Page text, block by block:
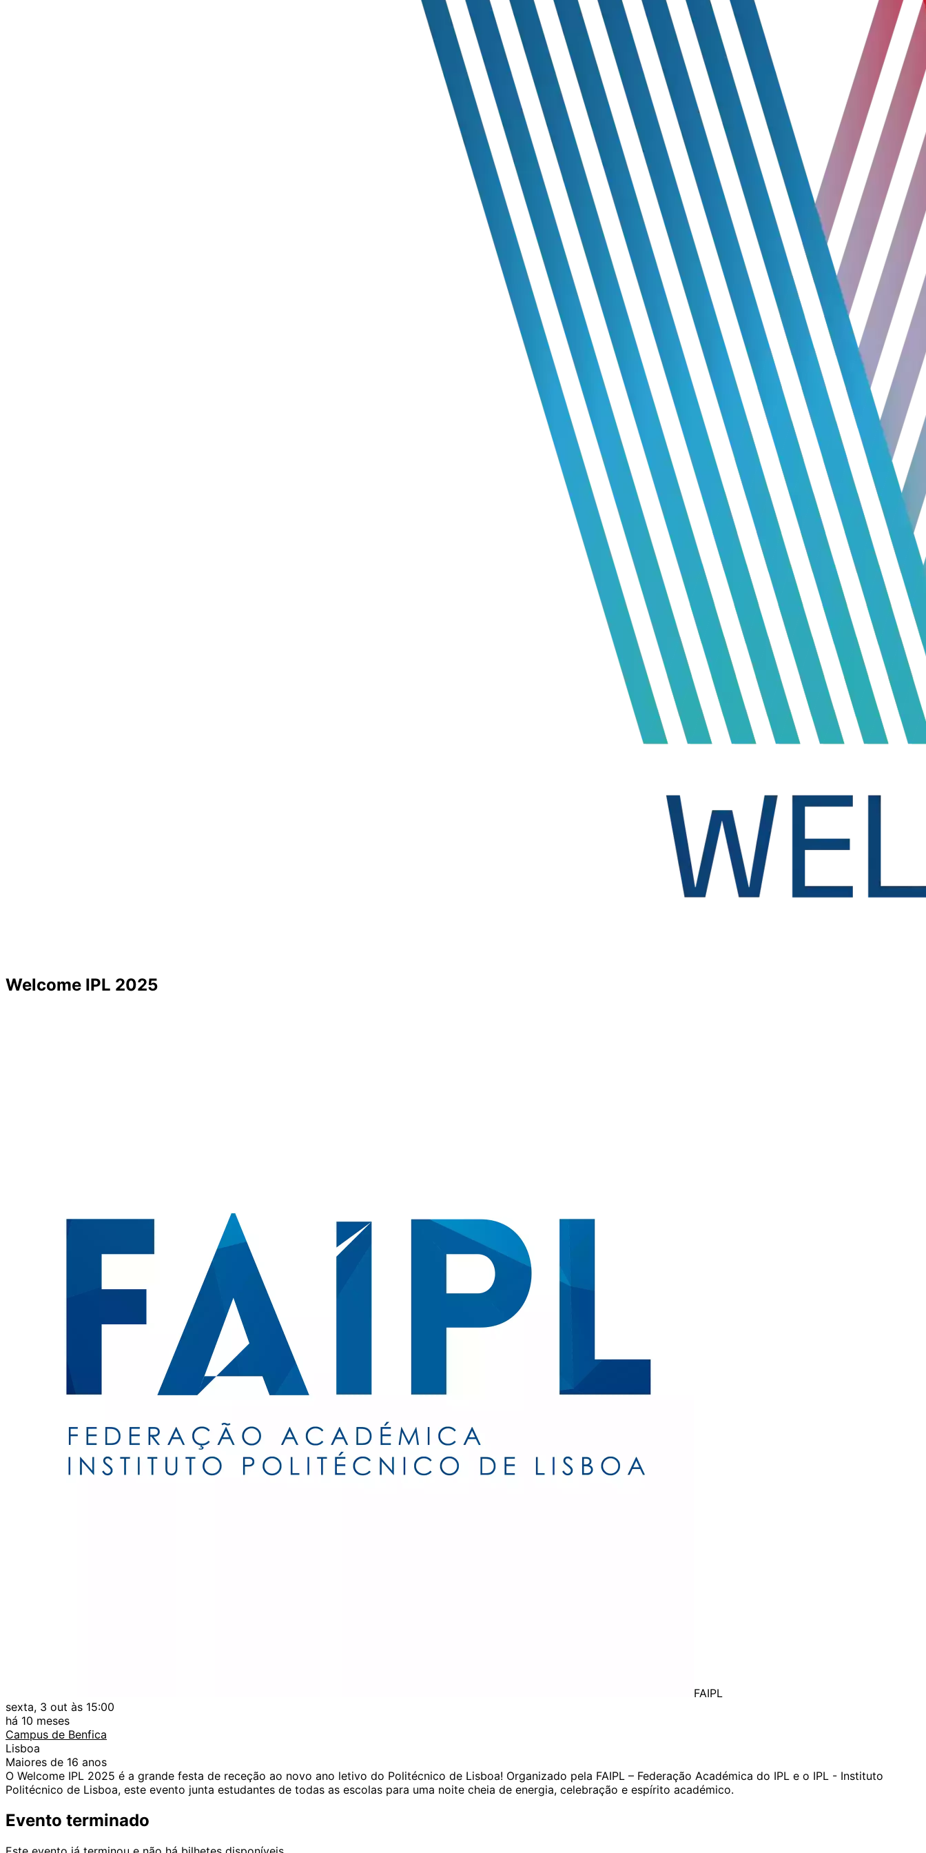
Welcome IPL 2025
FAIPL
sexta, 3 out às 15:00
há 10 meses
Campus de Benfica
Lisboa
Maiores de 16 anos
O Welcome IPL 2025 é a grande festa de receção ao novo ano letivo do Politécnico de Lisboa! Organizado pela FAIPL – Federação Académica do IPL e o IPL - Instituto
Politécnico de Lisboa, este evento junta estudantes de todas as escolas para uma noite cheia de energia, celebração e espírito académico.
Evento terminado